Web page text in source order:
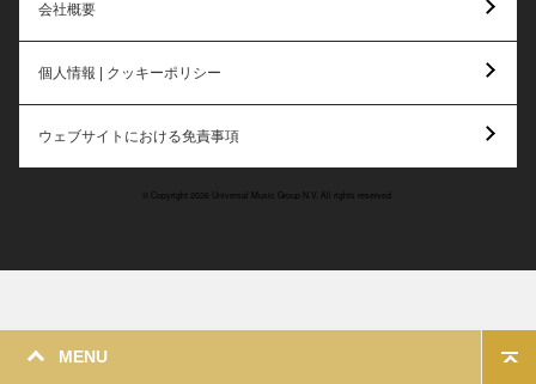
MENU
会社概要
個人情報 | クッキーポリシー
ウェブサイトにおける免責事項
© Copyright 2026 Universal Music Group N.V. All rights reserved.